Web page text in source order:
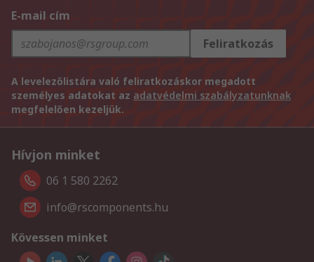
E-mail cím
Feliratkozás
A levelezőlistára való feliratkozáskor megadott
személyes adatokat az adatvédelmi szabályzatunknak
megfelelően kezeljük.
Hívjon minket
06 1 580 2262
info@rscomponents.hu
Kövessen minket